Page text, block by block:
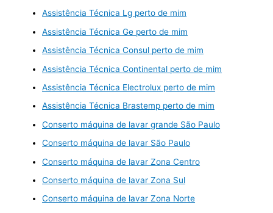
Assistência Técnica Lg perto de mim
Assistência Técnica Ge perto de mim
Assistência Técnica Consul perto de mim
Assistência Técnica Continental perto de mim
Assistência Técnica Electrolux perto de mim
Assistência Técnica Brastemp perto de mim
Conserto máquina de lavar grande São Paulo
Conserto máquina de lavar São Paulo
Conserto máquina de lavar Zona Centro
Conserto máquina de lavar Zona Sul
Conserto máquina de lavar Zona Norte